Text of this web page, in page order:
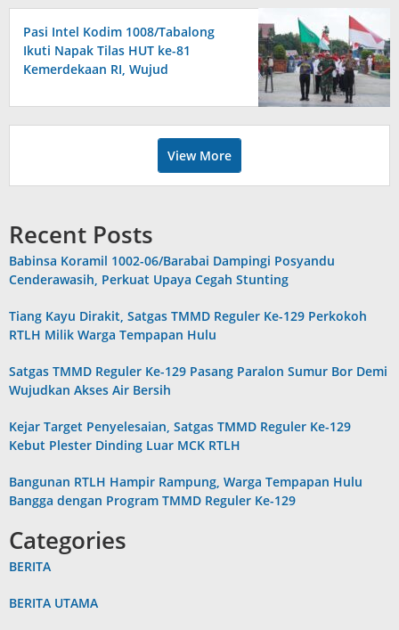
Pasi Intel Kodim 1008/Tabalong
Ikuti Napak Tilas HUT ke-81
Kemerdekaan RI, Wujud
Pahlawan
View More
Recent Posts
Babinsa Koramil 1002-06/Barabai Dampingi Posyandu
Cenderawasih, Perkuat Upaya Cegah Stunting
Tiang Kayu Dirakit, Satgas TMMD Reguler Ke-129 Perkokoh
RTLH Milik Warga Tempapan Hulu
Satgas TMMD Reguler Ke-129 Pasang Paralon Sumur Bor Demi
Wujudkan Akses Air Bersih
Kejar Target Penyelesaian, Satgas TMMD Reguler Ke-129
Kebut Plester Dinding Luar MCK RTLH
Bangunan RTLH Hampir Rampung, Warga Tempapan Hulu
Bangga dengan Program TMMD Reguler Ke-129
Categories
BERITA
BERITA UTAMA